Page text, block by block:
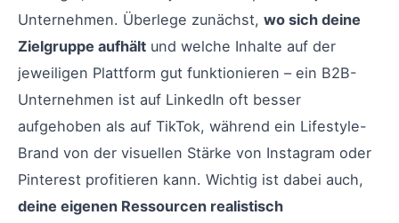
Unternehmen. Überlege zunächst, wo sich deine
Zielgruppe aufhält und welche Inhalte auf der
jeweiligen Plattform gut funktionieren – ein B2B-
Unternehmen ist auf LinkedIn oft besser
aufgehoben als auf TikTok, während ein Lifestyle-
Brand von der visuellen Stärke von Instagram oder
Pinterest profitieren kann. Wichtig ist dabei auch,
deine eigenen Ressourcen realistisch